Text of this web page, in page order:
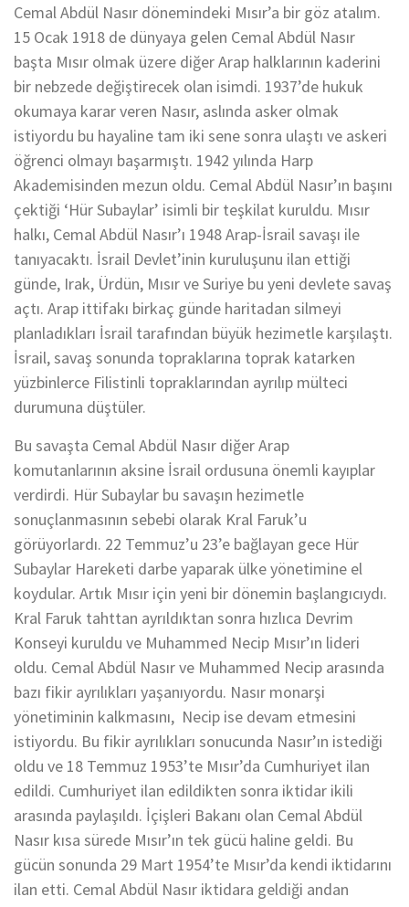
Cemal Abdül Nasır dönemindeki Mısır’a bir göz atalım.
15 Ocak 1918 de dünyaya gelen Cemal Abdül Nasır
başta Mısır olmak üzere diğer Arap halklarının kaderini
bir nebzede değiştirecek olan isimdi. 1937’de hukuk
okumaya karar veren Nasır, aslında asker olmak
istiyordu bu hayaline tam iki sene sonra ulaştı ve askeri
öğrenci olmayı başarmıştı. 1942 yılında Harp
Akademisinden mezun oldu. Cemal Abdül Nasır’ın başını
çektiği ‘Hür Subaylar’ isimli bir teşkilat kuruldu. Mısır
halkı, Cemal Abdül Nasır’ı 1948 Arap-İsrail savaşı ile
tanıyacaktı. İsrail Devlet’inin kuruluşunu ilan ettiği
günde, Irak, Ürdün, Mısır ve Suriye bu yeni devlete savaş
açtı. Arap ittifakı birkaç günde haritadan silmeyi
planladıkları İsrail tarafından büyük hezimetle karşılaştı.
İsrail, savaş sonunda topraklarına toprak katarken
yüzbinlerce Filistinli topraklarından ayrılıp mülteci
durumuna düştüler.
Bu savaşta Cemal Abdül Nasır diğer Arap
komutanlarının aksine İsrail ordusuna önemli kayıplar
verdirdi. Hür Subaylar bu savaşın hezimetle
sonuçlanmasının sebebi olarak Kral Faruk’u
görüyorlardı. 22 Temmuz’u 23’e bağlayan gece Hür
Subaylar Hareketi darbe yaparak ülke yönetimine el
koydular. Artık Mısır için yeni bir dönemin başlangıcıydı.
Kral Faruk tahttan ayrıldıktan sonra hızlıca Devrim
Konseyi kuruldu ve Muhammed Necip Mısır’ın lideri
oldu. Cemal Abdül Nasır ve Muhammed Necip arasında
bazı fikir ayrılıkları yaşanıyordu. Nasır monarşi
yönetiminin kalkmasını, Necip ise devam etmesini
istiyordu. Bu fikir ayrılıkları sonucunda Nasır’ın istediği
oldu ve 18 Temmuz 1953’te Mısır’da Cumhuriyet ilan
edildi. Cumhuriyet ilan edildikten sonra iktidar ikili
arasında paylaşıldı. İçişleri Bakanı olan Cemal Abdül
Nasır kısa sürede Mısır’ın tek gücü haline geldi. Bu
gücün sonunda 29 Mart 1954’te Mısır’da kendi iktidarını
ilan etti. Cemal Abdül Nasır iktidara geldiği andan